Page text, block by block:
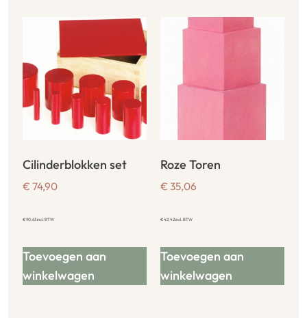
Cilinderblokken set
€ 74,90
€90,63incl. BTW
Toevoegen aan
winkelwagen
Roze Toren
€ 35,06
€42,42incl. BTW
Toevoegen aan
winkelwagen